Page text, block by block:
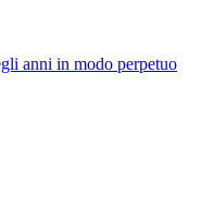
anni in modo perpetuo